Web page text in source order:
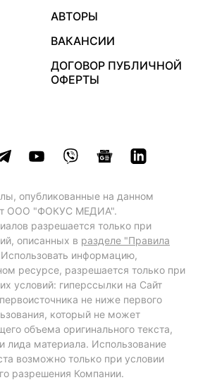
АВТОРЫ
ВАКАНСИИ
ДОГОВОР ПУБЛИЧНОЙ
ОФЕРТЫ
опубликованные на данном
ООО "ФОКУС МЕДИА".
разрешается только при
описанных в разделе "Правила
информацию,
ресурсе, разрешается только при
условий: гиперссылки на Сайт
не ниже первого
который не может
объема оригинального текста,
лида материала. Использование
возможно только при условии
разрешения Компании.